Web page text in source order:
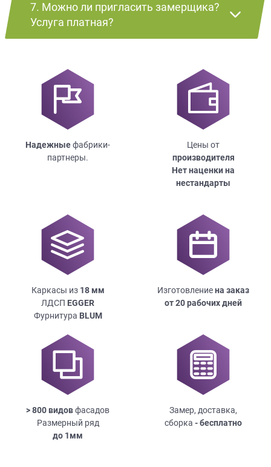
7. Можно ли пригласить замерщика?
Услуга платная?
Надежныефабрики-
партнеры.
Цены от
производителя
Нет наценки на
нестандарты
Каркасы из 18мм
ЛДСП EGGER
Фурнитура BLUM
Изготовлениена заказ
от 20 рабочих дней
> 800 видовфасадов
Размерный ряд
до 1мм
Замер, доставка,
сборка - бесплатно